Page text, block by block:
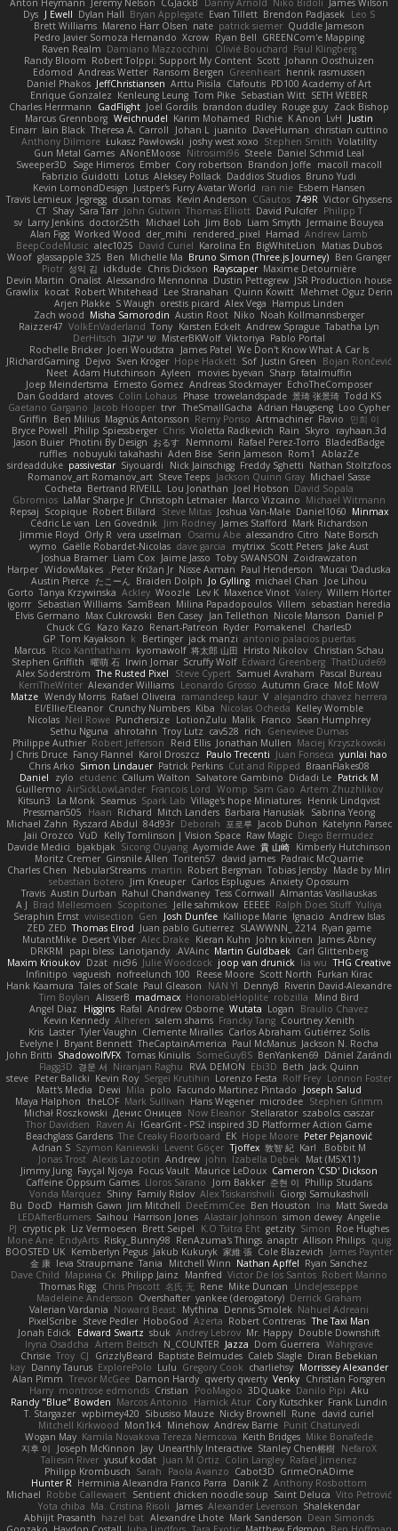
James Wilson
Niko Bidoli
Danny Arnold
CGJackB
Jeremy Nelson
Anton Heymann
Leo S
Brendon Padjasek
Evan Tillett
Bryan Applegate
Dylan Hall
J Ewell
Dys
Quddle Jameson
patrick siemer
nate
Mareno Harr Olsen
Brett Williams
GREENCom'e Mapping
Ryan Bell
Xcrow
Pedro Javier Somoza Hernando
Paul Klingberg
Olivié Bouchard
Damiano Mazzocchini
Raven Realm
Johann Oosthuizen
Scott
Robert Tolppi: Support My Content
Randy Bloom
henrik rasmussen
Greenheart
Ransom Bergen
Andreas Wetter
Edomod
PD100 Academy of Art
Clafoutis
Arttu Piisila
JeffChristiansen
Daniel Phakos
SETH WEBER
Sebastian Witt
Tom Pike
Kenleung Leung
Enrique Gonzalez
Zack Bishop
Rouge guy
brandon dudley
Joel Gordils
GadFlight
Charles Herrmann
Justin
LvH
K Anon
Richie
Karim Mohamed
Weichnudel
Marcus Grennborg
christian cuttino
DaveHuman
juanito
Johan L
Theresa A. Carroll
Iain Black
Einarr
Volatility
Stephen Smith
joshy west xoxo
Łukasz Pawłowski
Anthony Dilmore
Daniel Schmid Leal
Steele
Nitrosimi96
ANonEMoose
Gun Metal Games
macoll macoll
Brandon Joffe
Cory robertson
Ember
Sage Himeros
Sweeper3D
Bruno Yudi
Daddios Studios
Aleksey Pollack
Lotus
Fabrizio Guidotti
Esbern Hansen
ran nie
Justper's Furry Avatar World
Kevin LomondDesign
Victor Ghyssens
749R
CGautos
Kevin Anderson
dusan tomas
Jegregg
Travis Lemieux
Philipp T
David Pulcifer
Thomas Elliott
John Gutwin
Sara Tarr
Shay
CT
Jermaine Bouyea
Liam Smyth
Jim Bob
Michael Loh
doctor25th
Larry Jenkins
sv
Andrew Lamb
Hamad
rendered_pixel
der_mihi
Worked Wood
Alan Figg
Matias Dubos
BigWhiteLion
Karolina En
David Curiel
alec1025
BeepCodeMusic
Ben Granger
Bruno Simon (Three.js Journey)
Michelle Ma
Ben
glassapple 325
Woof
Maxime Detournière
Rayscaper
Chris Dickson
idkdude
성익 김
Piotr
JSR Production house
Dustin Pettegrew
Alessandro Mennonna
Onalist
Devin Martin
Mehmet Oguz Derin
Quinn Kowitt
Lee Stranahan
Robert Whitehead
kocat
Grawlix
Hampus Linden
Alex Vega
orestis picard
S Waugh
Arjen Plakke
Noah Kollmannsberger
Niko
Austin Root
Misha Samorodin
Zach wood
Tabatha Lyn
Andrew Sprague
Karsten Eckelt
Tony
VolkEnVaderland
Raizzer47
Pablo Portal
Viktoriya
MisterBKWolf שי יעקוב DerHitsch
We Don't Know What A Car Is
James Patel
Joeri Woudstra
Rochelle Bricker
Bojan Rončević
Justin Green
Sof
Hope Hackett
Sven Kröger
Dejvo
JRichardGaming
fatalmuffin
Sharp
movies byevan
Ayleen
Adam Hutchinson
Neet
EchoTheComposer
Andreas Stockmayer
Ernesto Gomez
Joep Meindertsma
Todd KS
景琦 张景琦
trowelandspade
Phase
Colin Lohaus
atoves
Dan Goddard
Loo Cypher
Adrian Haugseng
TheSmallGacha
trvr
Jacob Hooper
Gaetano Gargano
민희 이
Flavio
Artmachiner
Remy Ponso
Magnús Antonsson
Ben Milius
Griffin
rayhaan.3d
Skyro
Rain
Violetta Radkevich
Chris
Philip Spiessberger
Bryce Powell
BladedBadge
Rafael Perez-Torro
Nemnomi
おるす
Photini By Design
Jason Buier
AblazZe
Rom1
Serin Jameson
Aden Bise
nobuyuki takahashi
ruffles
Nathan Stoltzfoos
Freddy Sghetti
Nick Jainschigg
Siyouardi
passivestar
sirdeadduke
Michael Sasse
Jackson Quinn Gray
Steve Teeps
Romanov_art Romanov_art
David Sopala
Joel Hobson
Lou Jonathan
Bertrand RIVEILL
Cocheta
Michael Witmann
Marco Vizcaino
Christoph Letmaier
LaMar Sharpe Jr
Gbromios
Minmax
Daniel1060
Joshua Van-Male
Steve Mitas
Robert Billard
Scopique
Repsaj
Mark Richardson
James Stafford
Jim Rodney
Len Govednik
Cédric Le van
Nate Borsch
alessandro Citro
Osamu Abe
vera usselman
Orly R
Jimmie Floyd
Jake Aust
Scott Peters
mytrixx
dave garcia
Gaëlle Robardet-Nicolas
wymo
Zoidrawzaton
Toby SWANSON
Jaime Jasso
Liam Cox
Joshua Bramer
Mucai 'Daduska'
Paul Henderson
Nisse Axman
Peter Križan Jr.
WidowMakes
Harper
Joe Lihou
michael Chan
Jo Gylling
Braiden Dolph
たこーん
Austin Pierce
Willem Hörter
Valery
Maxence Vinot
Lev K
Woozle
Ackley
Tanya Krzywinska
Gorto
sebastian heredia
Villem
Milina Papadopoulos
SamBean
Sebastian Williams
igorrr
Daniel P
Nicole Manson
Jan Tellethon
Ben Casey
Max Cukrowski
Elvis Germano
CharlesD
Pomakenel
Ryder
Renart-Patreon
Kazo Kazo
Chuck CG
antonio palacios puertas
jack manzi
Bertinger
k
Tom Kayakson
GP
Christian Schau
Hristo Nikolov
将太郎 山田
kyomawolf
Rico Kanthatham
Marcus
ThatDude69
Edward Greenberg
Scruffy Wolf
Irwin Jomar
曜萌 石
Stephen Griffith
Pascal Bureau
Samuel Avraham
Steve Cypert
The Rusted Pixel
Alex Söderström
MoE MoW
Autumn Grace
Leonardo Grosso
Alexander Williams
KerriTheWriter
alejandro chavez herrera
V
ramandeep kaur
Rafael Oliveira
Wendy Morris
Matze
Kelley Womble
Nicolas Ocheda
Kiba
Crunchy Numbers
El/Ellie/Eleanor
Sean Humphrey
Franco
Malik
LotionZulu
Punchersize
Neil Rowe
Nicolas
Genevieve Dumas
rich
cav528
Troy Lutz
ahrotahn
Sethu Nguna
Maciej Krzyszkowski
Jonathan Mullen
Reid Ellis
Robert Jefferson
Philippe Authier
yunlai hao
Juan Fonseca
Paulo Trecenti
Karol Droszcz
Fancy Flannel
J Chris Druce
BraanFlakes08
Cut and Ripped
Patrick Perkins
Simon Lindauer
Chris Arko
Patrick M
Didadi Le
Salvatore Gambino
Callum Walton
etudenc
zylo
Daniel
Artem Zhuzhlikov
Sam Gao
Womp
Francois Lord
AirSickLowLander
Guillermo
Henrik Lindqvist
Village's hope Miniatures
Spark Lab
Seamus
La Monk
Kitsun3
Sabrina Yeong
Barbara Hanusiak
Mitch Landers
Richard
Haan
Pressman505
Katelynn Parsec
Jacob Duhon
포로루
Deborah
84d93r
Ryszard Abdul
Michael Zahn
Diego Bermudez
Raw Magic
Kelly Tomlinson | Vision Space
VuD
Jaii Orozco
Kimberly Hutchinson
貴 山崎
Ayomide Awe
Sicong Ouyang
bjakbjak
Davide Medici
Padraic McQuarrie
david james
Toriten57
Ginsnile Allen
Moritz Cremer
Made by Miri
Tobias Jensby
Robert Bergman
martin
NebularStreams
Charles Chen
Anxiety Opossum
Carlos Esplugues
Jim Kneuper
sebastian botero
Almantas Vasiliauskas
Tess Cornwall
Rahul Chandwaney
Austin Durban
Travis
Yuliya
Ralph Does Stuff
EEEEE
Jelle sahmkow
Scopitones
Brad Mellesmoen
A J
Andrew Islas
Ignacio
Kalliope Marie
Josh Dunfee
Gen
viviisection
Seraphin Ernst
Ryan game
SLAWWNN_ 2214
Juan pablo Gutierrez
Thomas Elrod
ZED ZED
James Abney
John kivinen
Kieran Kuhn
Alec Drake
Desert Viber
MutantMike
Carl Glittenberg
Martin Guldbaek
AVAinc.
Lariotjandy
papi bless
DRKRM
THG Creative
lia wu
joop van drunick
Julie Woodcock
nic96
Dzät
Maxim Krioukov
Furkan Kirac
Scott North
Reese Moore
nofreelunch 100
vagueish
Infinitipo
Riverin David-Alexandre
DennyB
NAN YI
Paul Gleason
Tales of Scale
Hank Kaamura
Mind Bird
robzilla
HonorableHoplite
madmacx
AlisserB
Tim Boylan
Braulio Chavez
Logan
Wutata
Andrew Osborne
Rafal
Higgins
Angel Diaz
Courtney Xenith
Francky Tang
salem shams
Alheren
Kevin Kennedy
Carlos Abraham Gutiérrez Solis
Clemente Miralles
Tyler Vaughn
Laster
Kris
Jackson N. Rocha
Paul McManus
TheCaptainAmerica
Bryant Bennett
Evelyne I
Dániel Zarándi
BenYanken69
SomeGuyBS
Tomas Kiniulis
ShadowolfVFX
John Britti
Jack Quinn
Beth
Ebi3D
RVA DEMON
Niranjan Raghu
경문 서
Flagg3D
Lonnon Foster
Rolf Frey
Lorenzo Festa
Sergei Krutihin
Kevin Roy
Peter Balicki
steve
Joseph Salud
Facundo Martinez Pintado
polo
Mila
Dewi
Matt's Media
Stephen Grimm
microdee
Hans Wegener
Mark Sullivan
theLOF
Maya Halphon
szabolcs csaszar
Stellarator
Now Eleanor
Денис Оницев
Michał Roszkowski
GearGrit - PS2 inspired 3D Platformer Action Game!
Raven Ai
Thor Davidsen
Peter Pejanović
Hope Moore
EK
The Creaky Floorboard
Beachglass Gardens
Bobbit M.
Karl
敦智 紀
Tjoffex
Levent Göçer
Szymon Kaniewski
Adrian S
Mat (M5X11)
Izabella Dębek
john
Andrew
Alexis Lazootin
Jonas Trost
Cameron 'CSD' Dickson
Maurice LeDoux
Focus Vault
Fayçal Njoya
Jimmy Jung
Phillip Studans
준현 이
Jorn Bakker
Lloros Sarano
Caffeine Oppsum Games
Giorgi Samukashvili
Alex Tsiskarishvili
Family Rislov
Shiny
Vonda Marquez
Matt Sweda
Ina
Ben Houston
DeeEmmCee
Jim Mitchell
Hamish Gawn
DocD
Bu
Angelie
simon dewey
Alastair Johnson
Harrison Jones
Saihou
LEDAfterBurners
Roe Hughes
Simon
getzity
K.O Tsitra Eht
Brett Seipel
Liz Vermoesen
cryptic pk
PJ
quig
Allison Philips
anaptr
RenAzuma's Things
Risky_Bunny98
EndyArts
Mone Ane
James Paynter
Cole Blazevich
家維 張
Jakub Kukuryk
Kemberlyn Pegus
BOOSTED UK
Ryan Sanchez
Nathan Apffel
Mitchell Winn
Tania
Ieva Straupmane
金 康
Robert Marino
Victor De los Santos
Manfred
Philipp Jainz
Марина Ск
Dave Child
UncleJesseppe
Mike Duncan
Rene
名氏 无
Chris Priscott
Thomas Rigg
Derrick Graham
yankee (derogatory)
Overshafter
Madeleine Andersson
Nahuel Adreani
Dennis Smolek
Mythina
Noward Beast
Valerian Vardania
The Taxi Man
Robert Contreras
Azerta
HoboGod
Steve Pedler
PixelScribe
Double Downshift
Mr. Happy
Andrey Lebrov
sbuk
Edward Swartz
Jonah Edick
Wahrgrave
Dom Guerrera
Jazza
N_COUNTER
Artem Beitsch
Iryna Osadcha
Diran Bebekian
Caleb Slagle
Baptiste Belmudes
GrizzlyBeard
CJ
Troy
Chrisie
Morrissey Alexander
charliehsy
Gregory Cook
Lulu
ExplorePolo
Danny Taurus
kay
Christian Forsgren
Venky
qwerty qwerty
Damon Hardy
Trevor McGee
Alan Pimm
Aku
Danilo Pipi
3DQuake
PooMagoo
Cristian
montrose edmonds
Harry
Frank Lundin
Cory Kutschker
Harnick Atur
Marcos Antonio
Randy "Blue" Bowden
david curiel
Rune
Nicky Brownell
Sibusiso Mauze
wpbirney420
T. Stargazer
Punit Chaturvedi
Andrew Barrie
Minehow
Mon1k4
Mitchell Kirkwood
Mike Bonafede
Keith Bridges
Kamila Novakova Tereza Nemcova
Wogan May
NefaroX
Stanley Chen榕樹
Unearthly Interactive
Jay
Joseph McKinnon
지후 이
Rafael Jimenez
Colin Langley
Juan M Ortiz
yusuf kodat
Taliesin River
GrimeOnADime
Cabot3D
Paola Avanzo
Sarah
Philipp Krombusch
Anthony Rosbottom
Danik Z
Herminia Alexandra Franco Parra
Hunter R
Vito Petrović
Saint Deluca
Sentient chicken noodle soup
Robbe Callewaert
Michael
Shalekendar
Alexander Levenson
James
Ma. Cristina Risoli
Yota chiba
Dean Simonds
Mark Sanderson
Alexandre Lhote
hazel bat
Abhijit Prasanth